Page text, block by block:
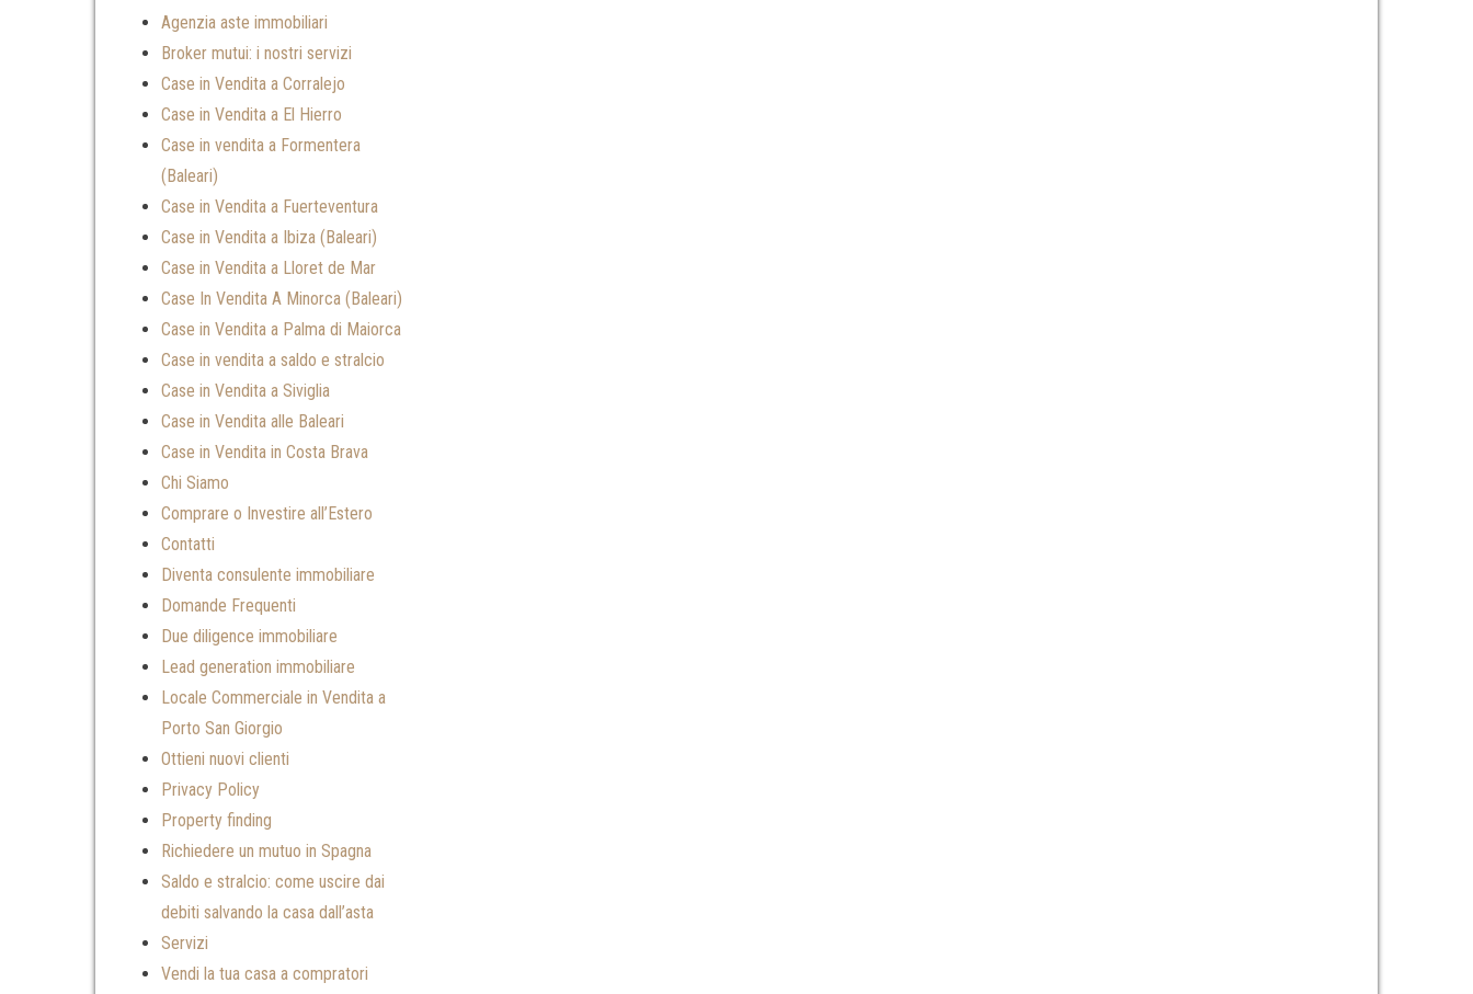
Agenzia aste immobiliari
Broker mutui: i nostri servizi
Case in Vendita a Corralejo
Case in Vendita a El Hierro
Case in vendita a Formentera
(Baleari)
Case in Vendita a Fuerteventura
Case in Vendita a Ibiza (Baleari)
Case in Vendita a Lloret de Mar
Case In Vendita A Minorca (Baleari)
Case in Vendita a Palma di Maiorca
Case in vendita a saldo e stralcio
Case in Vendita a Siviglia
Case in Vendita alle Baleari
Case in Vendita in Costa Brava
Chi Siamo
Comprare o Investire all’Estero
Contatti
Diventa consulente immobiliare
Domande Frequenti
Due diligence immobiliare
Lead generation immobiliare
Locale Commerciale in Vendita a
Porto San Giorgio
Ottieni nuovi clienti
Privacy Policy
Property finding
Richiedere un mutuo in Spagna
Saldo e stralcio: come uscire dai
debiti salvando la casa dall’asta
Servizi
Vendi la tua casa a compratori